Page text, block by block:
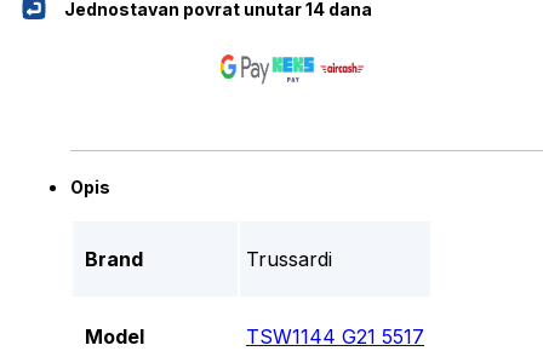
Jednostavan povrat unutar 14 dana
Opis
Brand Trussardi
Model TSW1144 G21 5517